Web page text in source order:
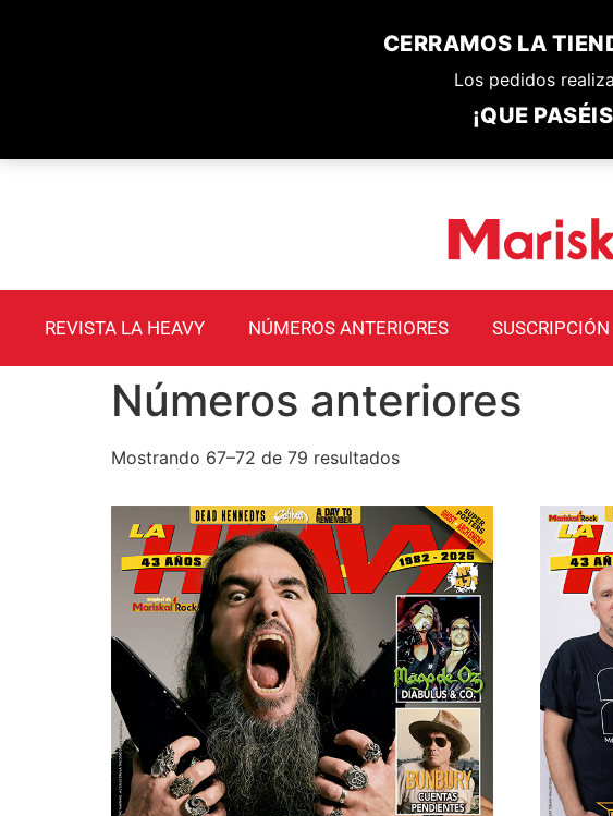
CERRAMOS LA
Los pedidos
¡QUE
REVISTA LA HEAVY NÚMEROS ANTERIORES
Números anteriores
Mostrando 67–72 de 79 resultados